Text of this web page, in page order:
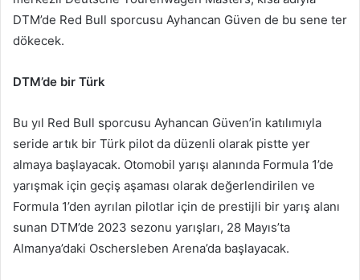
DTM’de Red Bull sporcusu Ayhancan Güven de bu sene ter
dökecek.
DTM’de bir Türk
Bu yıl Red Bull sporcusu Ayhancan Güven’in katılımıyla
seride artık bir Türk pilot da düzenli olarak pistte yer
almaya başlayacak. Otomobil yarışı alanında Formula 1’de
yarışmak için geçiş aşaması olarak değerlendirilen ve
Formula 1’den ayrılan pilotlar için de prestijli bir yarış alanı
sunan DTM’de 2023 sezonu yarışları, 28 Mayıs’ta
Almanya’daki Oschersleben Arena’da başlayacak.